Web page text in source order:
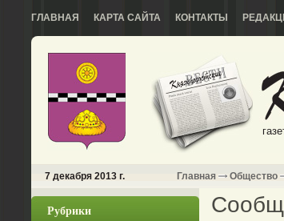
ГЛАВНАЯ КАРТА САЙТА КОНТАКТЫ
7 декабря 2013 г. Главная Общество
Рубрики